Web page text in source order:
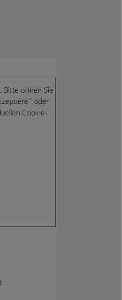
Bitte öffnen Sie
oder
Cookie-